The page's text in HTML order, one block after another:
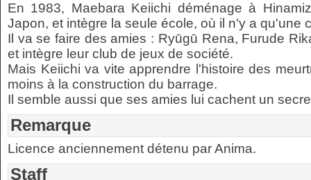
En 1983, Maebara Keiichi déménage à
Japon, et intègre la seule école, où il n'y a qu'une
Il va se faire des amies : Ryūgū Rena, Furude
et intègre leur club de jeux de société.
Mais Keiichi va vite apprendre l'histoire des
moins à la construction du barrage.
Il semble aussi que ses amies lui cachent un
Remarque
Licence anciennement détenu par Anima.
Staff